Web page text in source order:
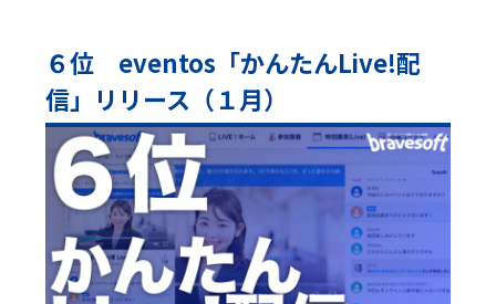
６位 eventos「かんたんLive!配
信」リリース（１月）